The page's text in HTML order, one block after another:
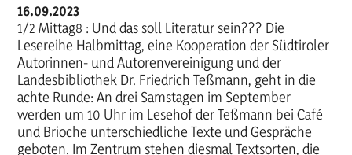
16.09.2023
1/2 Mittag8 : Und das soll Literatur sein??? Die
Lesereihe Halbmittag, eine Kooperation der Südtiroler
Autorinnen- und Autorenvereinigung und der
Landesbibliothek Dr. Friedrich Teßmann, geht in die
achte Runde: An drei Samstagen im September
werden um 10 Uhr im Lesehof der Teßmann bei Café
und Brioche unterschiedliche Texte und Gespräche
geboten. Im Zentrum stehen diesmal Textsorten, die